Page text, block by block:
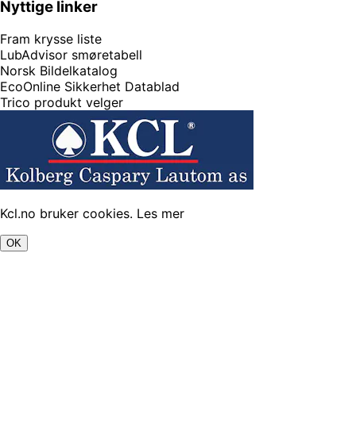
Nyttige linker
Fram krysse liste
LubAdvisor smøretabell
Norsk Bildelkatalog
EcoOnline Sikkerhet Datablad
Trico produkt velger
Kcl.no bruker cookies. Les mer
OK